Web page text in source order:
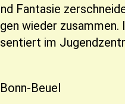
Fantasie
wieder zusammen.
im
Beuel